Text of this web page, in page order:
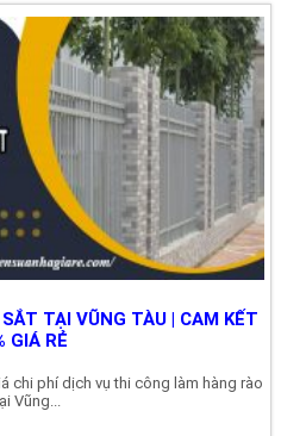
TẠI VŨNG TÀU | CAM KẾT
GIÁ RẺ
chi phí dịch vụ thi công làm hàng rào
Vũng...